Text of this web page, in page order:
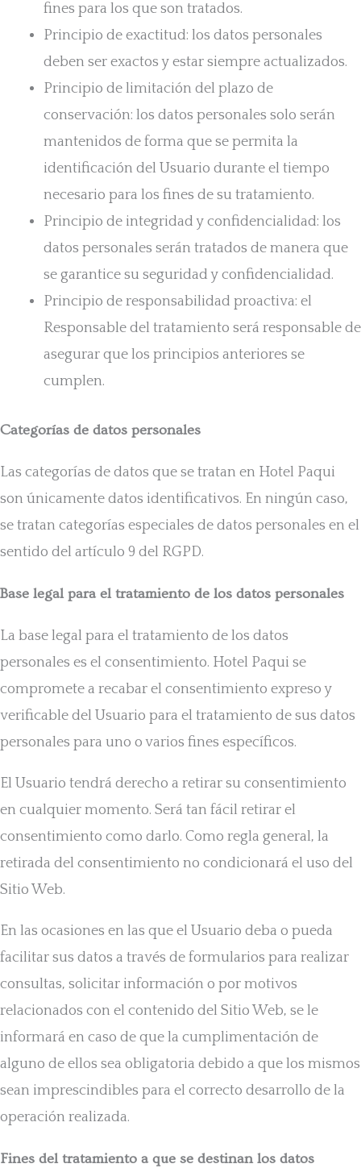
fines para los que son tratados.
Principio de exactitud: los datos personales
deben ser exactos y estar siempre actualizados.
Principio de limitación del plazo de
conservación: los datos personales solo serán
mantenidos de forma que se permita la
identificación del Usuario durante el tiempo
necesario para los fines de su tratamiento.
Principio de integridad y confidencialidad: los
datos personales serán tratados de manera que
se garantice su seguridad y confidencialidad.
Principio de responsabilidad proactiva: el
Responsable del tratamiento será responsable de
asegurar que los principios anteriores se
cumplen.
Categorías de datos personales
Las categorías de datos que se tratan en Hotel Paqui
son únicamente datos identificativos. En ningún caso,
se tratan categorías especiales de datos personales en el
sentido del artículo 9 del RGPD.
Base legal para el tratamiento de los datos personales
La base legal para el tratamiento de los datos
personales es el consentimiento. Hotel Paqui se
compromete a recabar el consentimiento expreso y
verificable del Usuario para el tratamiento de sus datos
personales para uno o varios fines específicos.
El Usuario tendrá derecho a retirar su consentimiento
en cualquier momento. Será tan fácil retirar el
consentimiento como darlo. Como regla general, la
retirada del consentimiento no condicionará el uso del
Sitio Web.
En las ocasiones en las que el Usuario deba o pueda
facilitar sus datos a través de formularios para realizar
consultas, solicitar información o por motivos
relacionados con el contenido del Sitio Web, se le
informará en caso de que la cumplimentación de
alguno de ellos sea obligatoria debido a que los mismos
sean imprescindibles para el correcto desarrollo de la
operación realizada.
Fines del tratamiento a que se destinan los datos